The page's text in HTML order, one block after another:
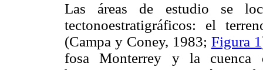
Las áreas de estudio se
tectonoestratigráficos: el
(Campa y Coney, 1983; Figura 1
fosa Monterrey y la cuenca